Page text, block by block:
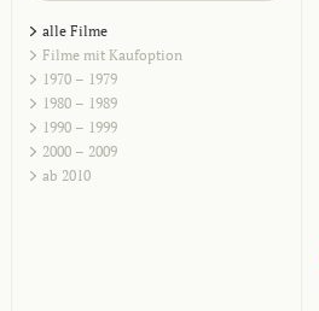
alle Filme
Filme mit Kaufoption
1970 – 1979
1980 – 1989
1990 – 1999
2000 – 2009
ab 2010